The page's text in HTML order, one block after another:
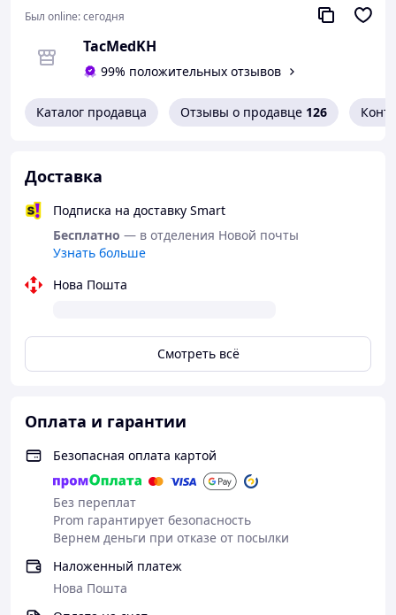
Был online:сегодня
TacMedKH
99% положительных отзывов
Каталог продавца Отзывы о продавце 126
Доставка
Подписка на доставку Smart
Бесплатно — в отделения Новой почты
Узнать больше
Нова Пошта
Смотреть всё
Оплата и гарантии
Безопасная оплата картой
Без переплат
Prom гарантирует безопасность
Вернем деньги при отказе от посылки
Наложенный платеж
Нова Пошта